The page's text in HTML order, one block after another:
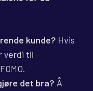
kunde? Hvis
verdi til
det bra? Å